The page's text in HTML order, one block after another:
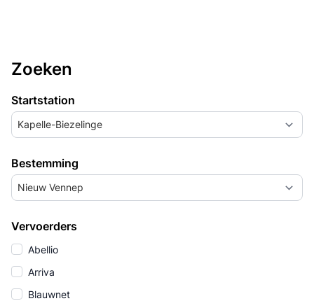
Zoeken
Startstation
Kapelle-Biezelinge
Bestemming
Nieuw Vennep
Vervoerders
Abellio
Arriva
Blauwnet